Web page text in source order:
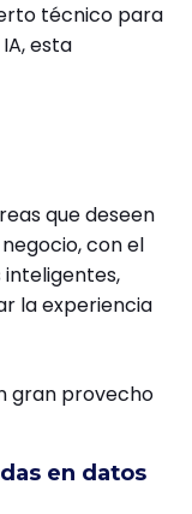
técnico para
esta
que deseen
con el
la experiencia
gran provecho
en datos